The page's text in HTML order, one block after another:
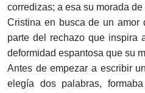
corredizas; a esa su morada
Cristina en busca de un amor
parte del rechazo que inspira
deformidad espantosa que su
Antes de empezar a escribir
elegía dos palabras,